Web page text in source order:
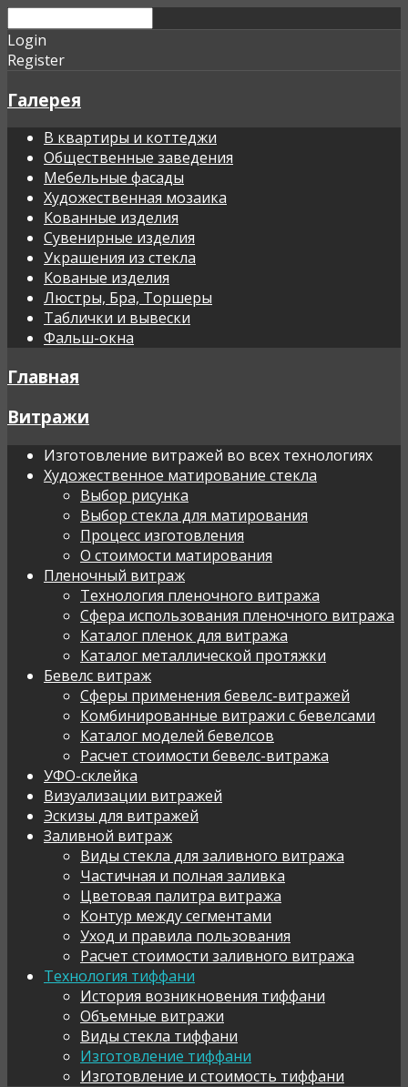
Login
Register
Галерея
В квартиры и коттеджи
Общественные заведения
Мебельные фасады
Художественная мозаика
Кованные изделия
Сувенирные изделия
Украшения из стекла
Кованые изделия
Люстры, Бра, Торшеры
Таблички и вывески
Фальш-окна
Главная
Витражи
Изготовление витражей во всех технологиях
Художественное матирование стекла
Выбор рисунка
Выбор стекла для матирования
Процесс изготовления
О стоимости матирования
Пленочный витраж
Технология пленочного витража
Сфера использования пленочного витража
Каталог пленок для витража
Каталог металлической протяжки
Бевелс витраж
Сферы применения бевелс-витражей
Комбинированные витражи с бевелсами
Каталог моделей бевелсов
Расчет стоимости бевелс-витража
УФО-склейка
Визуализации витражей
Эскизы для витражей
Заливной витраж
Виды стекла для заливного витража
Частичная и полная заливка
Цветовая палитра витража
Контур между сегментами
Уход и правила пользования
Расчет стоимости заливного витража
Технология тиффани
История возникновения тиффани
Объемные витражи
Виды стекла тиффани
Изготовление тиффани
Изготовление и стоимость тиффани